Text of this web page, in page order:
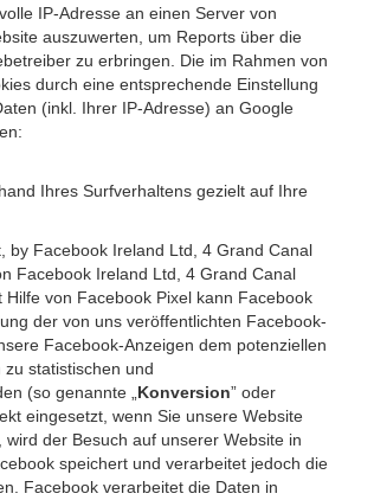
IP-Adresse an einen Server von
auszuwerten, um Reports über die
zu erbringen. Die im Rahmen von
durch eine entsprechende Einstellung
(inkl. Ihrer IP-Adresse) an Google
Ihres Surfverhaltens gezielt auf Ihre
by Facebook Ireland Ltd, 4 Grand Canal
Facebook Ireland Ltd, 4 Grand Canal
von Facebook Pixel kann Facebook
der von uns veröffentlichten Facebook-
Facebook-Anzeigen dem potenziellen
statistischen und
(so genannte „ Konversion” oder
eingesetzt, wenn Sie unsere Website
der Besuch auf unserer Website in
speichert und verarbeitet jedoch die
Facebook verarbeitet die Daten in